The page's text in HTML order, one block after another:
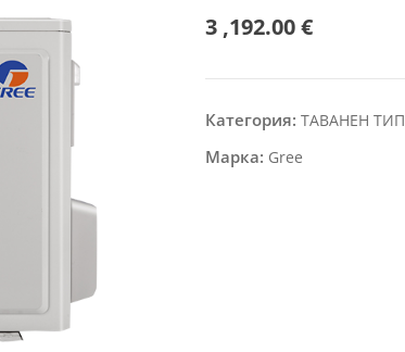
3 ,192.00€
Категория:ТАВАНЕН ТИП
Марка: Gree